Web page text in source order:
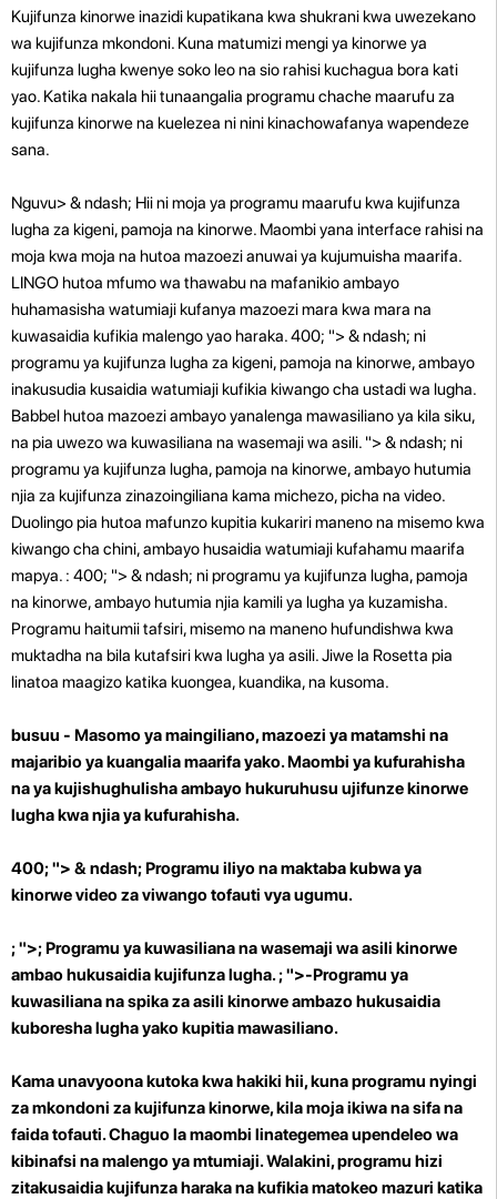
Kujifunza kinorwe inazidi kupatikana kwa shukrani kwa uwezekano
wa kujifunza mkondoni. Kuna matumizi mengi ya kinorwe ya
kujifunza lugha kwenye soko leo na sio rahisi kuchagua bora kati
yao. Katika nakala hii tunaangalia programu chache maarufu za
kujifunza kinorwe na kuelezea ni nini kinachowafanya wapendeze
sana.
Nguvu> & ndash; Hii ni moja ya programu maarufu kwa kujifunza
lugha za kigeni, pamoja na kinorwe. Maombi yana interface rahisi na
moja kwa moja na hutoa mazoezi anuwai ya kujumuisha maarifa.
LINGO hutoa mfumo wa thawabu na mafanikio ambayo
huhamasisha watumiaji kufanya mazoezi mara kwa mara na
kuwasaidia kufikia malengo yao haraka. 400; "> & ndash; ni
programu ya kujifunza lugha za kigeni, pamoja na kinorwe, ambayo
inakusudia kusaidia watumiaji kufikia kiwango cha ustadi wa lugha.
Babbel hutoa mazoezi ambayo yanalenga mawasiliano ya kila siku,
na pia uwezo wa kuwasiliana na wasemaji wa asili. "> & ndash; ni
programu ya kujifunza lugha, pamoja na kinorwe, ambayo hutumia
njia za kujifunza zinazoingiliana kama michezo, picha na video.
Duolingo pia hutoa mafunzo kupitia kukariri maneno na misemo kwa
kiwango cha chini, ambayo husaidia watumiaji kufahamu maarifa
mapya. : 400; "> & ndash; ni programu ya kujifunza lugha, pamoja
na kinorwe, ambayo hutumia njia kamili ya lugha ya kuzamisha.
Programu haitumii tafsiri, misemo na maneno hufundishwa kwa
muktadha na bila kutafsiri kwa lugha ya asili. Jiwe la Rosetta pia
linatoa maagizo katika kuongea, kuandika, na kusoma.
busuu - Masomo ya maingiliano, mazoezi ya matamshi na
majaribio ya kuangalia maarifa yako. Maombi ya kufurahisha
na ya kujishughulisha ambayo hukuruhusu ujifunze kinorwe
lugha kwa njia ya kufurahisha.
400; "> & ndash; Programu iliyo na maktaba kubwa ya
kinorwe video za viwango tofauti vya ugumu.
; ">; Programu ya kuwasiliana na wasemaji wa asili kinorwe
ambao hukusaidia kujifunza lugha. ; ">-Programu ya
kuwasiliana na spika za asili kinorwe ambazo hukusaidia
kuboresha lugha yako kupitia mawasiliano.
Kama unavyoona kutoka kwa hakiki hii, kuna programu nyingi
za mkondoni za kujifunza kinorwe, kila moja ikiwa na sifa na
faida tofauti. Chaguo la maombi linategemea upendeleo wa
kibinafsi na malengo ya mtumiaji. Walakini, programu hizi
zitakusaidia kujifunza haraka na kufikia matokeo mazuri katika